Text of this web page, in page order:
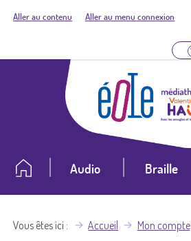
Aller au contenu Aller au menu connexion
Audio Braille
Vous êtes ici Accueil Mon compte